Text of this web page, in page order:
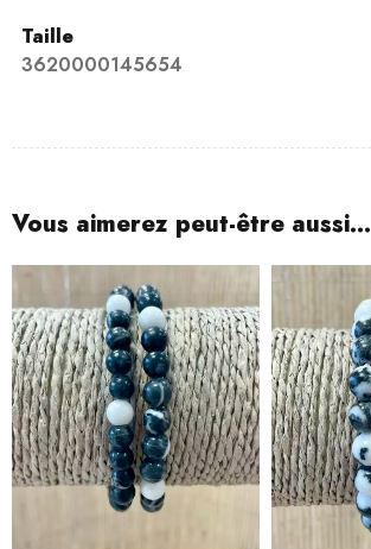
Taille
3620000145654
Vous aimerez peut-être aussi…